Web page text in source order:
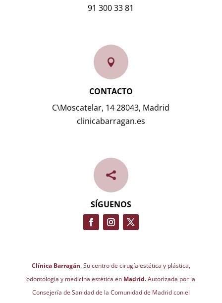
91 300 33 81

CONTACTO
C\Moscatelar, 14 28043, Madrid
clinicabarragan.es

SÍGUENOS
Clínica Barragán. Su centro de cirugía estética y plástica,
odontología y medicina estética en Madrid.Autorizada por la
Consejería de Sanidad de la Comunidad de Madrid con el